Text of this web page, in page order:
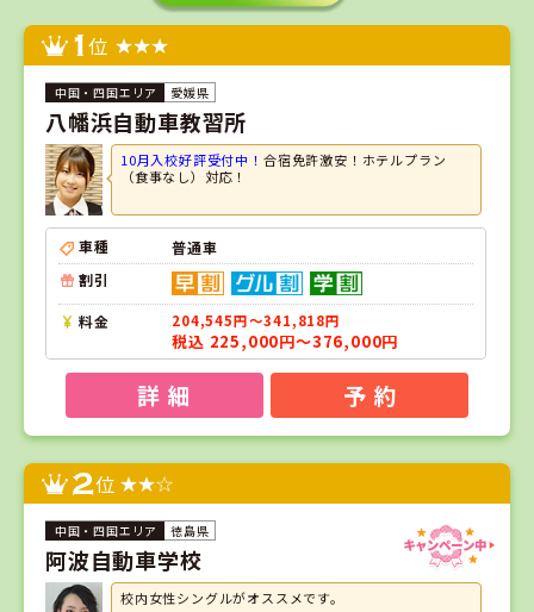
1位
愛媛県
八幡浜自動車教習所
10月入校好評受付中！ 合宿免許激安！ホテルプラン
（食事なし）対応！
車種
普通車
割引
料金 204,545円～341,818円
税込 225,000円～376,000円
詳 細 予 約
2位
徳島県
阿波自動車学校
校内女性シングルがオススメです。